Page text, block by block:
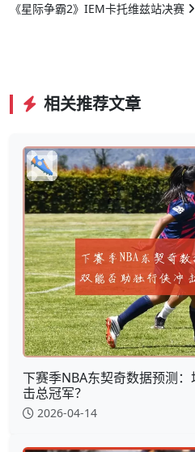
《星际争霸2》IEM卡托维兹站决赛
相关推荐文章
下赛季NBA东契奇数据预测
击总冠军？
2026-04-14